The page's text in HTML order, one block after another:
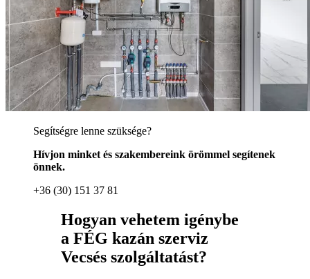
Segítségre lenne szüksége?
Hívjon minket és szakembereink örömmel segítenek
önnek.
+36 (30) 151 37 81
Hogyan vehetem igénybe
a FÉG kazán szerviz
Vecsés szolgáltatást?